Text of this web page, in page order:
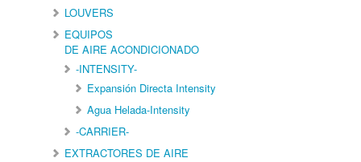
LOUVERS
EQUIPOS
DE AIRE ACONDICIONADO
-INTENSITY-
Expansión Directa Intensity
Agua Helada-Intensity
-CARRIER-
EXTRACTORES DE AIRE